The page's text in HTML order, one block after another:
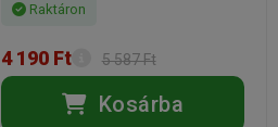
Raktáron
4 190 Ft 5 587 Ft
Kosárba